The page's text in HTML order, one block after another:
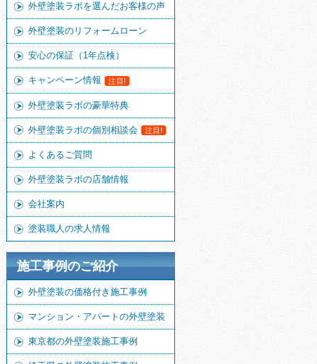
外壁塗装ラボを選んだお客様の声
外壁塗装のリフォームローン
安心の保証（1年点検）
キャンペーン情報 注目!
外壁塗装ラボの豪華特典
外壁塗装ラボの個別相談会 注目!
よくあるご質問
外壁塗装ラボの店舗情報
会社案内
塗装職人の求人情報
施工事例のご紹介
外壁塗装の価格付き施工事例
マンション・アパートの外壁塗装
東京都の外壁塗装施工事例